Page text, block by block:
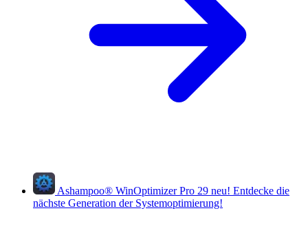
Ashampoo® WinOptimizer Pro 29 neu! Entdecke die
nächste Generation der Systemoptimierung!